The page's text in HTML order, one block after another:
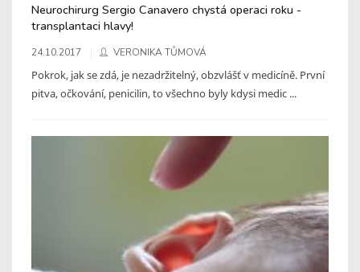
Neurochirurg Sergio Canavero chystá operaci roku -
transplantaci hlavy!
24.10.2017 VERONIKA TŮMOVÁ
Pokrok, jak se zdá, je nezadržitelný, obzvlášť v medicíně. První
pitva, očkování, penicilin, to všechno byly kdysi medic ...